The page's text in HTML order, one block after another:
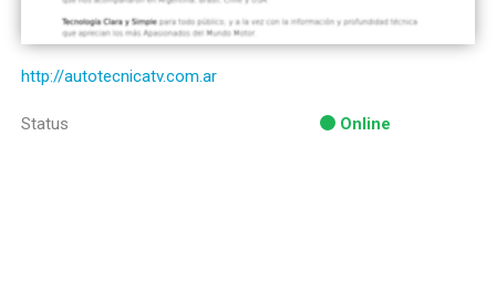
http://autotecnicatv.com.ar
Status Online